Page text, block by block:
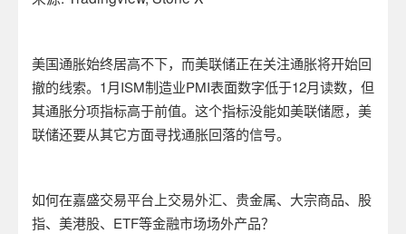
美国通胀始终居高不下，而美联储正在关注通胀将开始回
撤的线索。 1月ISM制造业PMI表面数字低于12月读数，但
其通胀分项指标高于前值。这个指标没能如美联储愿，美
联储还要从其它方面寻找通胀回落的信号。
如何在嘉盛交易平台上交易外汇、贵金属、大宗商品、股
指、美港股、 ETF等金融市场场外产品？